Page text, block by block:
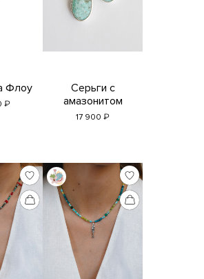
Флоу
₽
Серьги с
амазонитом
17 900 ₽